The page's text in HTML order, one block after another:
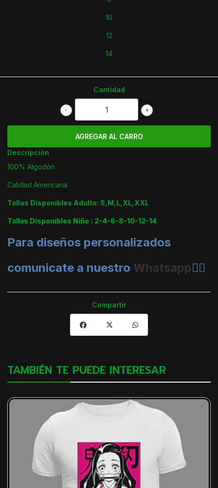
10
12
14
Cantidad
+
-
Descripción
100% Algodón
Calidad Americana
Tallas Disponibles Adulto: S,M,L,XL,XXL
Tallas Disponibles Niño : 2-4-6-8-10-12-14
Para diseños personalizados
comunicate a nuestro Whatsapp👈🏼
Compartir
TAMBIÉN TE PUEDE INTERESAR